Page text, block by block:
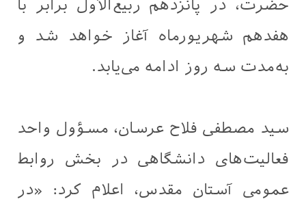
حضرت، در پانزدهم ربیع‌الأول برابر با
هفدهم شهریورماه آغاز خواهد شد و
به‌مدت سه روز ادامه می‌یابد.
سید مصطفی فلاح عرسان، مسؤول واحد
فعالیت‌های دانشگاهی در بخش روابط
عمومی آستان مقدس، اعلام کرد: «در